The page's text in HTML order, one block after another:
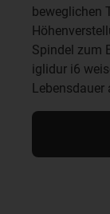
beweglichen
Spindel zum
iglidur i6
Lebensdauer